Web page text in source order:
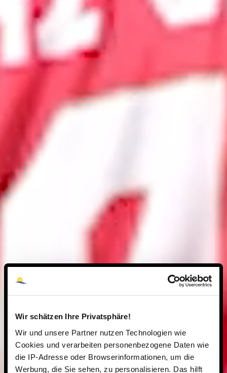
Wir schätzen Ihre Privatsphäre!
Wir und unsere Partner nutzen Technologien wie
Cookies und verarbeiten personenbezogene Daten wie
die IP-Adresse oder Browserinformationen, um die
Werbung, die Sie sehen, zu personalisieren. Das hilft